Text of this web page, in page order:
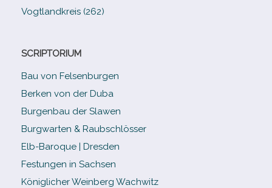
Vogtlandkreis (262)
SCRIPTORIUM
Bau von Felsenburgen
Berken von der Duba
Burgenbau der Slawen
Burgwarten & Raubschlösser
Elb-​Baroque | Dresden
Festungen in Sachsen
Königlicher Weinberg Wachwitz